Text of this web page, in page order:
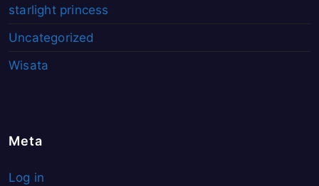
starlight princess
Uncategorized
Wisata
Meta
Log in